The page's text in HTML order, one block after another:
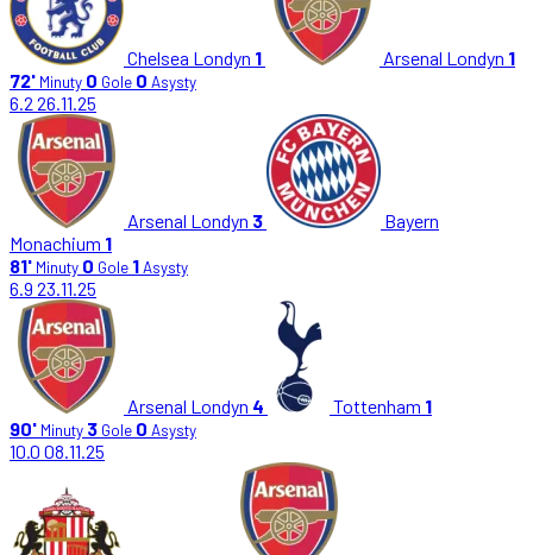
Chelsea Londyn 1 Arsenal Londyn 1
72' Minuty 0 Gole 0 Asysty
6.2 26.11.25
Arsenal Londyn 3
Bayern
Monachium 1
81' Minuty 0 Gole 1Asysty
6.9 23.11.25
Arsenal Londyn 4 Tottenham 1
90' Minuty 3 Gole 0 Asysty
10.0 08.11.25